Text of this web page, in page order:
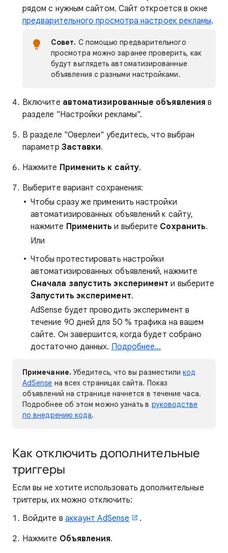
рядом с нужным сайтом. Сайт откроется в окне
предварительного просмотра настроек рекламы.
Совет. С помощью предварительного
просмотра можно заранее проверить, как
будут выглядеть автоматизированные
объявления с разными настройками.
Включите автоматизированные объявления в
разделе "Настройки рекламы".
В разделе "Оверлеи" убедитесь, что выбран
параметр Заставки.
Нажмите Применить к сайту.
Выберите вариант сохранения:
Чтобы сразу же применить настройки
автоматизированных объявлений к сайту,
нажмите Применить и выберите Сохранить.
Или
Чтобы протестировать настройки
автоматизированных объявлений, нажмите
Сначала запустить эксперимент и выберите
Запустить эксперимент.
AdSense будет проводить эксперимент в
течение 90 дней для 50 % трафика на вашем
сайте. Он завершится, когда будет собрано
достаточно данных. Подробнее…
Примечание. Убедитесь, что вы разместиликод
AdSense на всех страницах сайта. Показ
объявлений на странице начнется в течение часа.
Подробнее об этом можно узнать в руководстве
по внедрению кода.
Как отключить дополнительные
триггеры
Если вы не хотите использовать дополнительные
триггеры, их можно отключить:
Войдите в аккаунт AdSense
.
Нажмите Объявления.